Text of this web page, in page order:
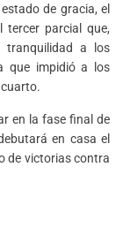
de gracia, el
parcial que,
tranquilidad a los
que impidió a los
en la fase final de
en casa el
de victorias contra